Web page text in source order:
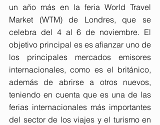
un año más en la feria World Travel
Market (WTM) de Londres, que se
celebra del 4 al 6 de noviembre. El
objetivo principal es es afianzar uno de
los principales mercados emisores
internacionales, como es el británico,
además de abrirse a otros nuevos,
teniendo en cuenta que es una de las
ferias internacionales más importantes
del sector de los viajes y el turismo en